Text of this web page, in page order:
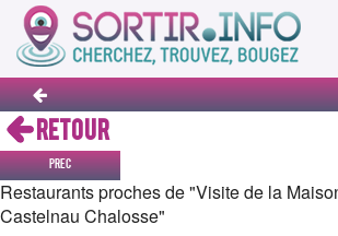
RETOUR
Prec
Restaurants proches de "Visite de la
Castelnau Chalosse"